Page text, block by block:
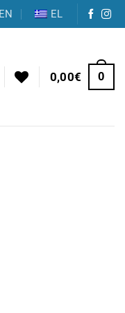
EN EL
0,00€ 0